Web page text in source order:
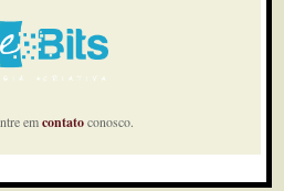
emcontatoconosco.